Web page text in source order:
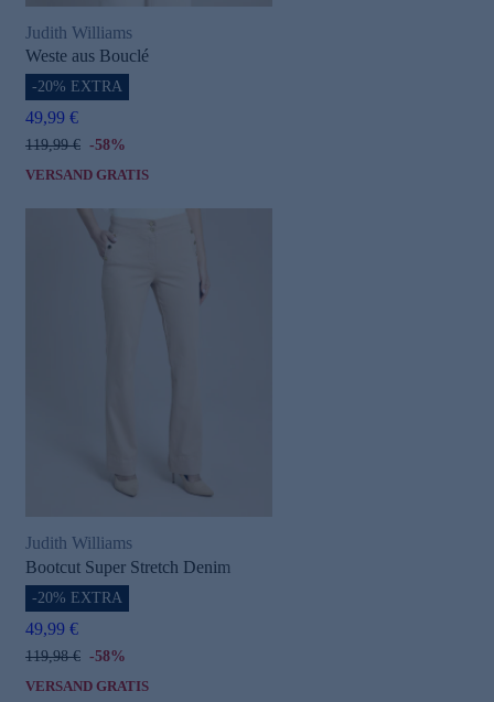
Judith Williams
Weste aus Bouclé
-20% EXTRA
49,99 €
119,99 € -58%
VERSAND GRATIS
Judith Williams
Bootcut Super Stretch Denim
-20% EXTRA
49,99 €
119,98 € -58%
VERSAND GRATIS